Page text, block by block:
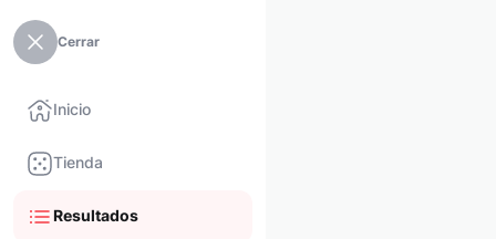
Cerrar
Inicio
Tienda
Resultados